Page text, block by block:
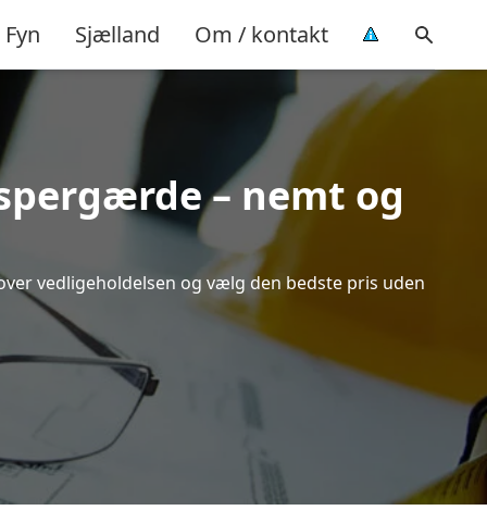
Fyn Sjælland Om / kontakt
– nemt og
vedligeholdelsen og vælg den bedste pris uden